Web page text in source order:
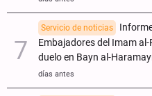
Servicio de noticias
Embajadores del Imam
duelo en Bayn al-
días antes